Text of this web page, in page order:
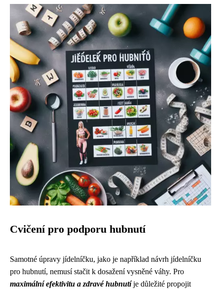
Cvičení pro podporu hubnutí
Samotné úpravy jídelníčku, jako je například návrh jídelníčku
pro hubnutí, nemusí stačit k dosažení vysněné váhy. Pro
maximální efektivitu a zdravé hubnutíje důležité propojit